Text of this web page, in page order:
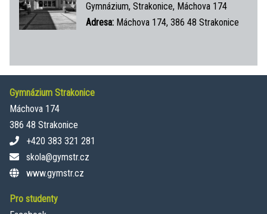
Gymnázium, Strakonice, Máchova 174
Adresa: Máchova 174, 386 48 Strakonice
Gymnázium Strakonice
Máchova 174
386 48 Strakonice
+420 383 321 281
skola@gymstr.cz
www.gymstr.cz
Pro studenty